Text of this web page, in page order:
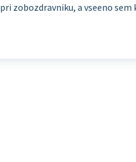
zobozdravniku, a vseeno sem